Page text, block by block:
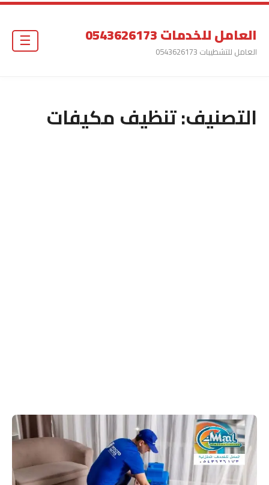
العامل للخدمات 0543626173
العامل للتشطيبات 0543626173
التصنيف:تنظيف مكيفات